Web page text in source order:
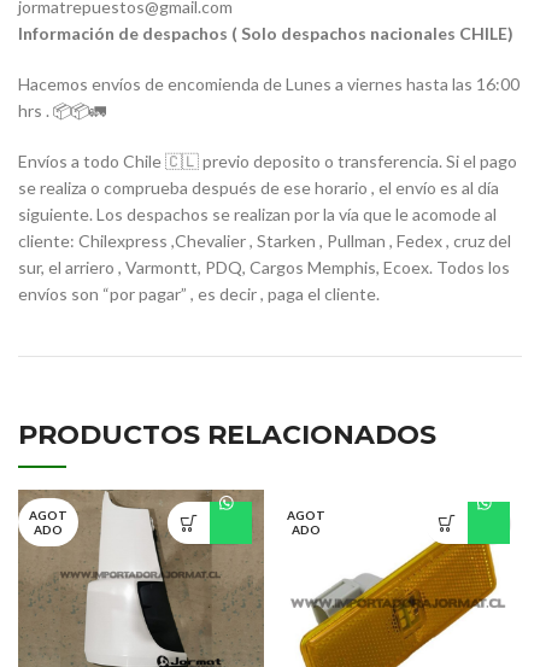
jormatrepuestos@gmail.com
Información de despachos ( Solo despachos nacionales CHILE)
Hacemos envíos de encomienda de Lunes a viernes hasta las 16:00
hrs . 📦📦🚛
Envíos a todo Chile 🇨🇱 previo deposito o transferencia. Si el pago
se realiza o comprueba después de ese horario , el envío es al día
siguiente. Los despachos se realizan por la vía que le acomode al
cliente: Chilexpress ,Chevalier , Starken , Pullman , Fedex , cruz del
sur, el arriero , Varmontt, PDQ, Cargos Memphis, Ecoex. Todos los
envíos son “por pagar” , es decir , paga el cliente.
PRODUCTOS RELACIONADOS
AGOT
ADO
AGOT
ADO